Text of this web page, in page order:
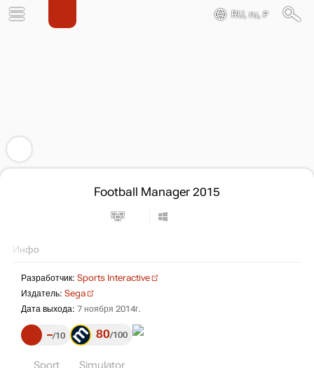
RU, ru, ₽
Football Manager 2015
Инфо
Разработчик: Sports Interactive
Издатель: Sega
Дата выхода: 7 ноября 2014г.
– 10 80 100
Sport Simulator